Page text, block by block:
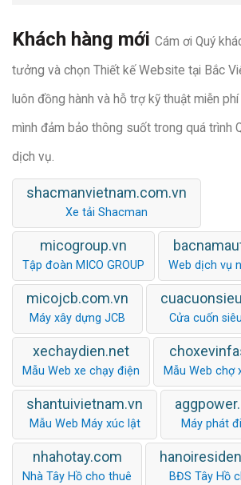
Khách hàng mới Cám ơi Quý
tưởng và chọn Thiết kế Website tại Bắc
luôn đồng hành và hỗ trợ kỹ thuật miễn
mình đảm bảo thông suốt trong quá trình
dịch vụ.
shacmanvietnam.com.vn
Xe tải Shacman
micogroup.vn
Tập đoàn MICO GROUP Web dịch vụ
micojcb.com.vn
Máy xây dựng JCB Cửa cuốn
xechaydien.net
Mẫu Web xe chạy điện Mẫu Web chợ
shantuivietnam.vn
Mẫu Web Máy xúc lật Máy phát
nhahotay.com
Nhà Tây Hồ cho thuê BĐS Tây Hồ